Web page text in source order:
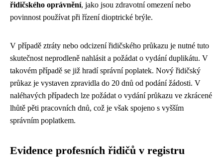
řidičského oprávnění, jako jsou zdravotní omezení nebo
povinnost používat při řízení dioptrické brýle.
V případě ztráty nebo odcizení řidičského průkazu je nutné tuto
skutečnost neprodleně nahlásit a požádat o vydání duplikátu. V
takovém případě se již hradí správní poplatek. Nový řidičský
průkaz je vystaven zpravidla do 20 dnů od podání žádosti. V
naléhavých případech lze požádat o vydání průkazu ve zkrácené
lhůtě pěti pracovních dnů, což je však spojeno s vyšším
správním poplatkem.
Evidence profesních řidičů v registru